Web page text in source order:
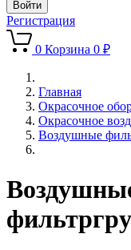
Регистрация
0 Корзина 0 ₽
Главная
Окрасочное
Окрасочное
Воздушные